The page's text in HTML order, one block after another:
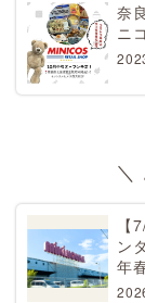
奈
ニ
＼
【
ン
年
天